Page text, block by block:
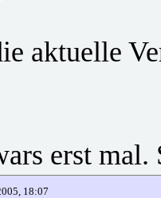
aktuelle
erst
18:07